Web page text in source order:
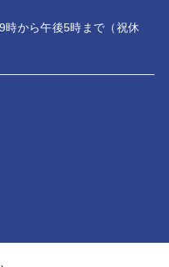
時から午後5時まで（祝休